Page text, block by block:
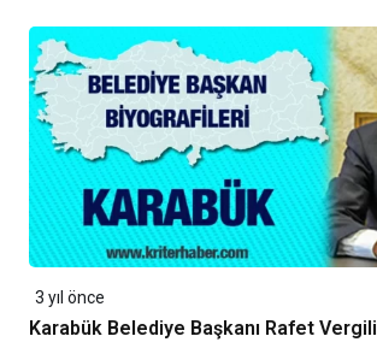
3 yıl önce
Karabük Belediye Başkanı Rafet Vergili